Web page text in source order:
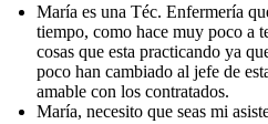
María es una Téc. Enfermería
tiempo, como hace muy poco a
cosas que esta practicando ya
poco han cambiado al jefe de
amable con los contratados.
María, necesito que seas mi